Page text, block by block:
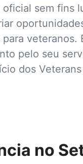
sem fins
veteranos.
pelo seu
dos
no